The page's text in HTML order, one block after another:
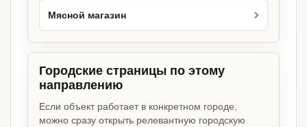
Мясной магазин
Городские страницы по этому
направлению
Если объект работает в конкретном городе,
можно сразу открыть релевантную городскую